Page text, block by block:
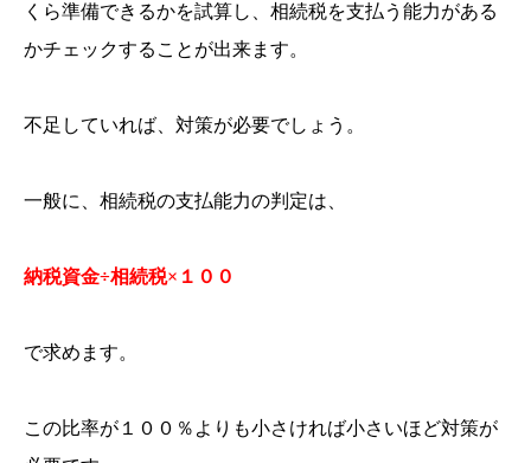
くら準備できるかを試算し、相続税を支払う能力がある
かチェックすることが出来ます。
不足していれば、対策が必要でしょう。
一般に、相続税の支払能力の判定は、
納税資金÷相続税× １００
で求めます。
この比率が１００％よりも小さければ小さいほど対策が